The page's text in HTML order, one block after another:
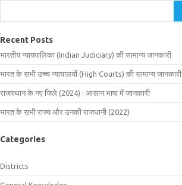
Recent Posts
भारतीय न्यायपालिका (Indian Judiciary) की सामान्य जानकारी
भारत के सभी उच्च न्यायालयों (High Courts) की सामान्य जानकारी
राजस्थान के नए जिले (2024) : आसान भाषा में जानकारी
भारत के सभी राज्य और उनकी राजधानी (2022)
Categories
Districts